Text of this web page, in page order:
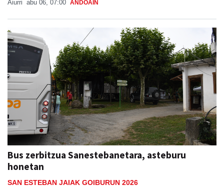
Aiurri abu 06, 07:00 ANDOAIN
Bus zerbitzua Sanestebanetara, asteburu
honetan
SAN ESTEBAN JAIAK GOIBURUN 2026